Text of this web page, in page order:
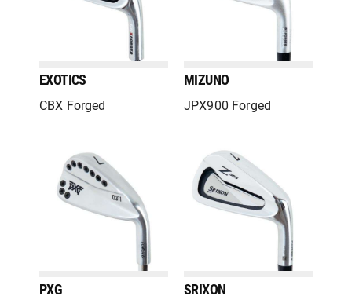
EXOTICS
CBX Forged
MIZUNO
JPX900 Forged
PXG SRIXON